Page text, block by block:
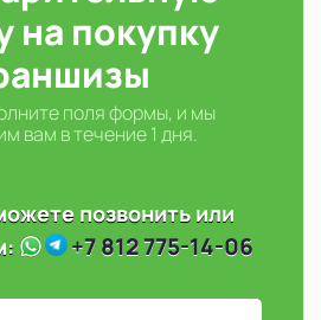
на покупку
поля формы, и мы
вам в течение 1 дня.
позвонить или
+7 812 775-14-06